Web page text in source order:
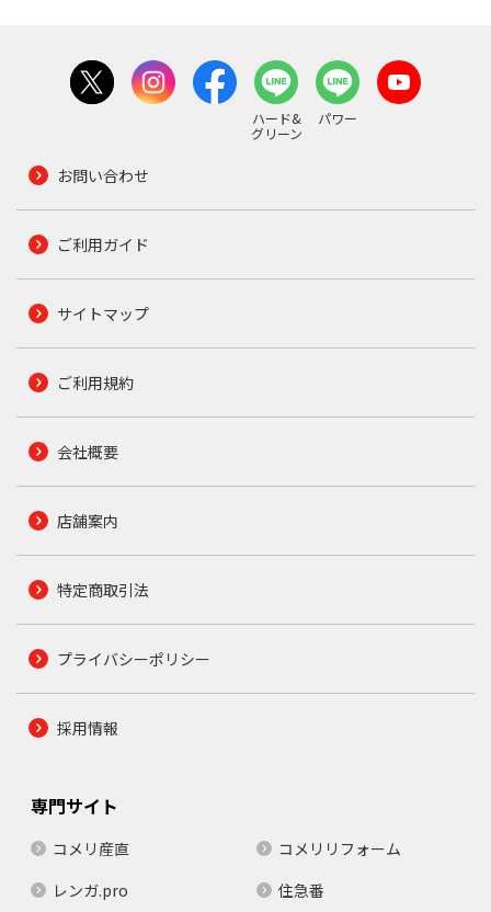
ハード&
グリーン
パワー
お問い合わせ
ご利用ガイド
サイトマップ
ご利用規約
会社概要
店舗案内
特定商取引法
プライバシーポリシー
採用情報
専門サイト
コメリ産直
コメリリフォーム
レンガ.pro
住急番